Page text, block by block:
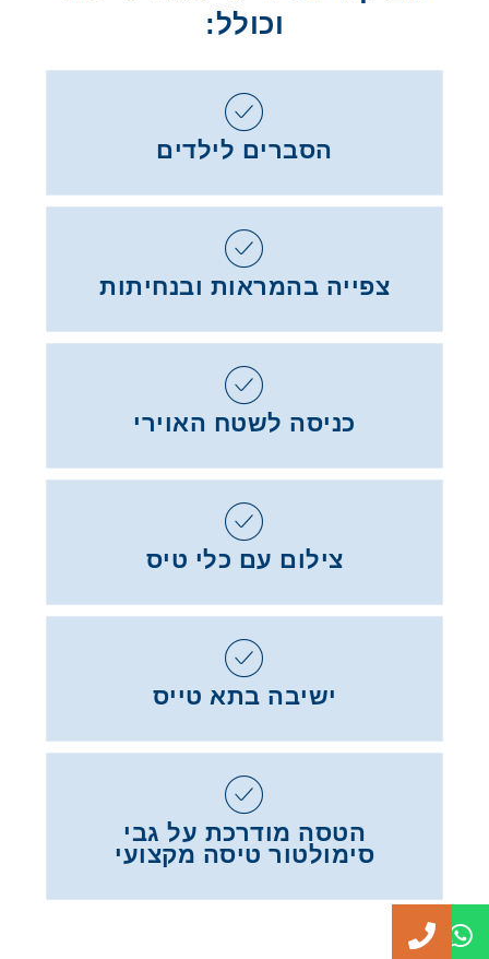
וכולל:
הסברים לילדים
צפייה בהמראות ובנחיתות
כניסה לשטח האוירי
צילום עם כלי טיס
ישיבה בתא טייס
הטסה מודרכת על גבי
סימולטור טיסה מקצועי